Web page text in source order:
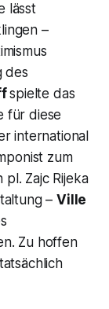
lässt
–
des
spielte das
für diese
international
zum
Zajc Rijeka
–Ville
Zu hoffen